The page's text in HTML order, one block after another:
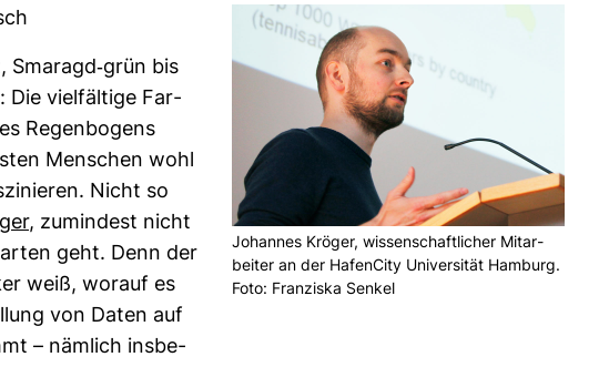
Johannes Kröger, wis­sen­schaft­li­cher Mit­ar­
beiter an der Hafen­City Uni­ver­sität Ham­burg.
Foto: Fran­ziska Senkel
Sma­ragd-​grün bis
Die viel­fäl­tige Far­
Regen­bo­gens
Men­schen wohl
Nicht so
, zumin­dest nicht
geht. Denn der
weiß, worauf es
von Daten auf
– näm­lich ins­be­